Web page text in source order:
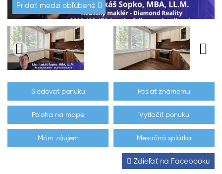
Pridať medzi obľúbené
Sledovať ponuku Poslať známemu
Poloha na mape Vytlačiť ponuku
Mám záujem Mesačná splátka
Zdieľať na Facebooku